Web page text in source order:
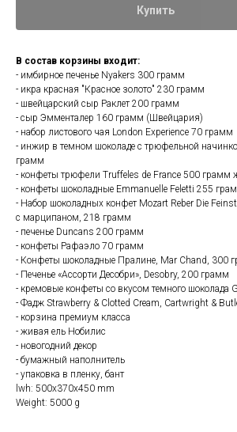
Купить
В состав корзины входит:
- имбирное печенье Nyakers 300 грамм
- икра красная "Красное золото" 230 грамм
- швейцарский сыр Раклет 200 грамм
- сыр Эмменталер 160 грамм (Швейцария)
- набор листового чая London Experience 70 грамм
- инжир в темном шоколаде с трюфельной
грамм
- конфеты трюфели Truffeles de France 500 грамм
- конфеты шоколадные Emmanuelle Feletti 255
- Набор шоколадных конфет Mozart Reber Die
с марципаном, 218 грамм
- печенье Duncans 200 грамм
- конфеты Рафаэло 70 грамм
- Конфеты шоколадные Пралине, Mar Сhand, 300
- Печенье «Ассорти Десобри», Desobry, 200 грамм
- кремовые конфеты со вкусом темного шоколада
- Фадж Strawberry & Clotted Cream, Cartwright &
- корзина премиум класса
- живая ель Нобилис
- новогодний декор
- бумажный наполнитель
- упаковка в пленку, бант
lwh: 500x370x450 mm
Weight: 5000 g